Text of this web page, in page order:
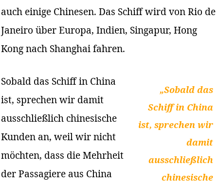
auch einige Chinesen. Das Schiff wird von Rio de
Janeiro über Europa, Indien, Singapur, Hong
Kong nach Shanghai fahren.
„Sobald das
Schiff in China
ist, sprechen wir
damit
ausschließlich
chinesische
Sobald das Schiff in China
ist, sprechen wir damit
ausschließlich chinesische
Kunden an, weil wir nicht
möchten, dass die Mehrheit
der Passagiere aus China